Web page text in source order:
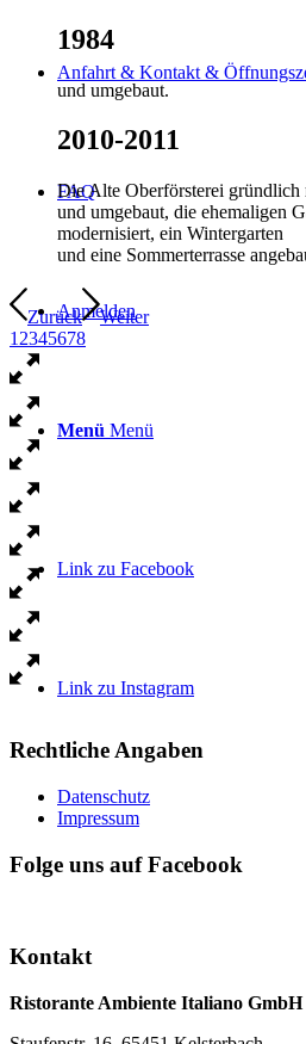
Anfahrt & Kontakt &
FAQ
Anmelden
Menü Menü
Link zu Facebook
Link zu Instagram
1984
und umgebaut.
2010-2011
Die Alte Oberförsterei gründlich
und umgebaut, die ehemaligen
modernisiert, ein Wintergarten
und eine Sommerterrasse
Zurück
Weiter
1 2345678
Rechtliche Angaben
Datenschutz
Impressum
Folge uns auf Facebook
Kontakt
Ristorante Ambiente Italiano GmbH